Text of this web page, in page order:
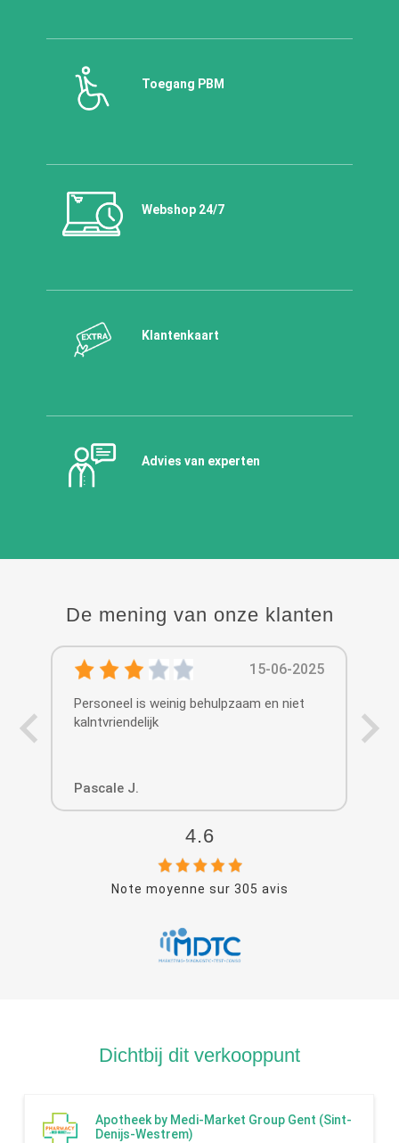
Toegang PBM
Webshop 24/7
Klantenkaart
Advies van experten
De mening van onze klanten
15-06-2025
Personeel is weinig behulpzaam en niet
kalntvriendelijk
Pascale J.
4.6
Note moyenne sur 305 avis
Dichtbij dit verkooppunt
Apotheek by Medi-Market Group Gent (Sint-
Denijs-Westrem)